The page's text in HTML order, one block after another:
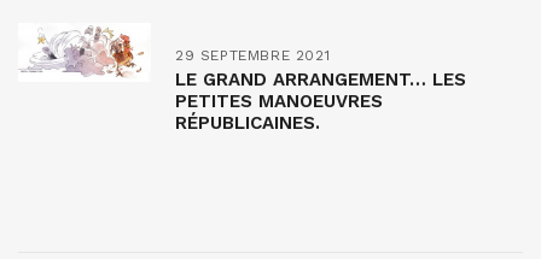
29 SEPTEMBRE 2021
LE GRAND ARRANGEMENT… LES
PETITES MANOEUVRES
RÉPUBLICAINES.